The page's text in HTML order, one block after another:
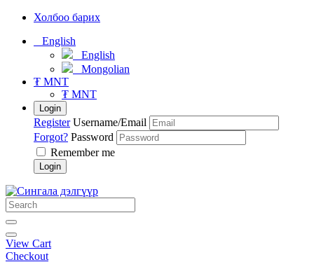
Холбоо барих
English
English
Mongolian
₮ MNT
₮ MNT
Login
Register Username/Email
Forgot? Password
Remember me
Login
View Cart
Checkout